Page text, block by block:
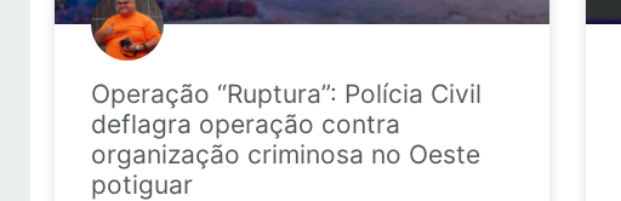
Operação “Ruptura”: Polícia Civil
deflagra operação contra
organização criminosa no Oeste
potiguar